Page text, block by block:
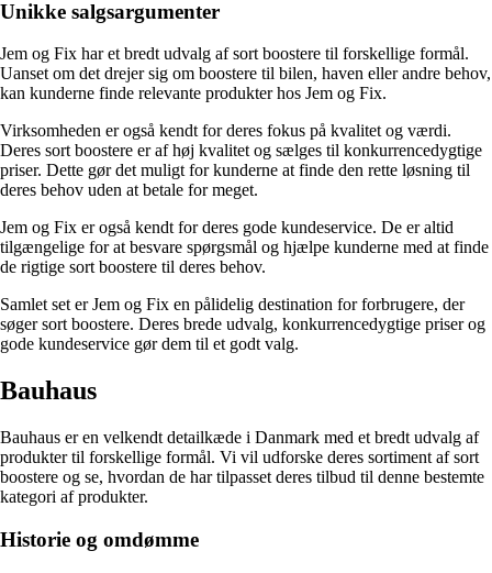
Unikke salgsargumenter
Jem og Fix har et bredt udvalg af sort boostere til forskellige formål.
Uanset om det drejer sig om boostere til bilen, haven eller andre behov,
kan kunderne finde relevante produkter hos Jem og Fix.
Virksomheden er også kendt for deres fokus på kvalitet og værdi.
Deres sort boostere er af høj kvalitet og sælges til konkurrencedygtige
priser. Dette gør det muligt for kunderne at finde den rette løsning til
deres behov uden at betale for meget.
Jem og Fix er også kendt for deres gode kundeservice. De er altid
tilgængelige for at besvare spørgsmål og hjælpe kunderne med at finde
de rigtige sort boostere til deres behov.
Samlet set er Jem og Fix en pålidelig destination for forbrugere, der
søger sort boostere. Deres brede udvalg, konkurrencedygtige priser og
gode kundeservice gør dem til et godt valg.
Bauhaus
Bauhaus er en velkendt detailkæde i Danmark med et bredt udvalg af
produkter til forskellige formål. Vi vil udforske deres sortiment af sort
boostere og se, hvordan de har tilpasset deres tilbud til denne bestemte
kategori af produkter.
Historie og omdømme